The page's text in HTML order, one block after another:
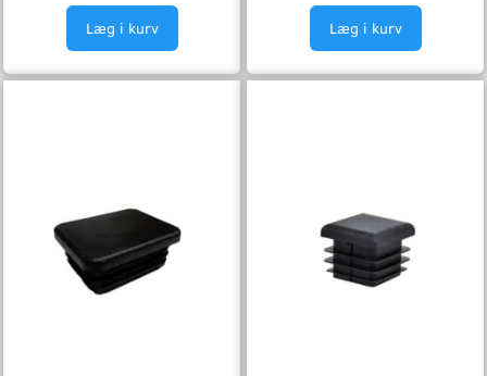
Læg i kurv Læg i kurv